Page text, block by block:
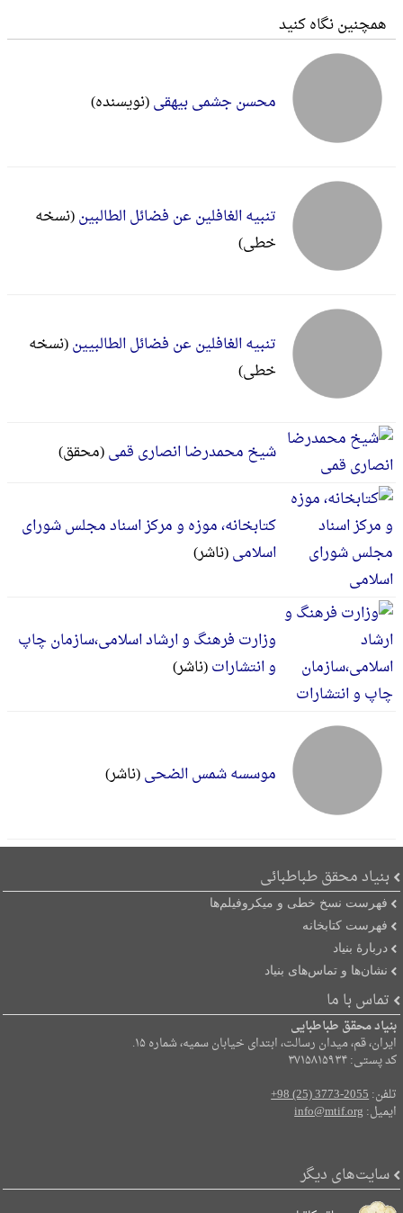
همچنین نگاه کنید
محسن جشمی بیهقی(نویسنده)
تنبیه الغافلین عن فضائل الطالبین(نسخه
خطی)
تنبیه الغافلین عن فضائل الطالبیین(نسخه
خطی)
شیخ محمدرضا انصاری قمی(محقق)
کتابخانه، موزه و مرکز اسناد مجلس شورای
اسلامی(ناشر)
وزارت فرهنگ و ارشاد اسلامی،سازمان چاپ
و انتشارات(ناشر)
موسسه شمس الضحی(ناشر)
بنیاد محقق طباطبائی
فهرست نسخ خطی و میکروفیلم‌ها
فهرست کتابخانه
دربارۀ بنیاد
نشان‌ها و تماس‌های بنیاد
تماس با ما
بنیاد محقق طباطبایی
ایران، قم، میدان رسالت، ابتدای خیابان سمیه، شماره ۱۵.
کد پستی: ۳۷۱۵۸۱۵۹۳۴
تلفن:+98 (25) 3773-2055
ایمیل:info@mtif.org
سایت‌های دیگر